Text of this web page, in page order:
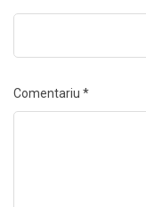
Comentariu *